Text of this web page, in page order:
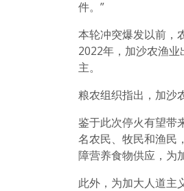
件。”
本轮冲突爆发以前，
2022年，加沙农渔
主。
粮农组织指出，加沙
鉴于此次停火有望带
名农民、牧民和渔民
障营养食物供应，为
此外，为加大人道主